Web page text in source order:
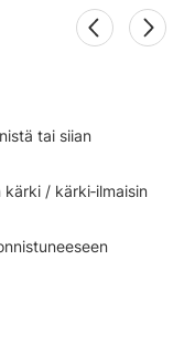
tai siian
/ kärki‑ilmaisin